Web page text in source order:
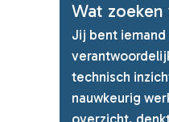
Wat zoeken
Jij bent iemand
technisch
nauwkeurig
overzicht,